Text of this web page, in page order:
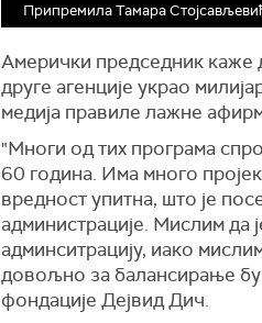
Припремила Тамара
Амерички председник каже
друге агенције украо
медија правиле лажне
"Многи од тих програма
60 година. Има много
вредност упитна, што је
администрације. Мислим да
админситрацију, иако
довољно за балансирање
фондације Дејвид Дич.